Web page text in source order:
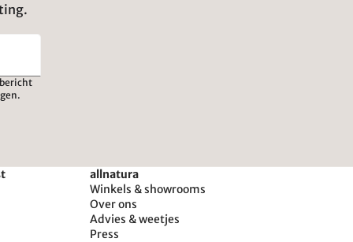
allnatura
Winkels & showrooms
Over ons
Advies & weetjes
Press